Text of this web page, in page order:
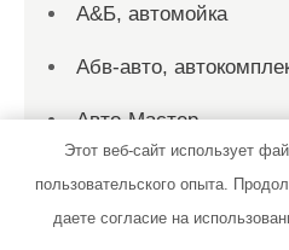
А&Б, автомойка
Абв-авто,
Авто-Мастер
Авто24
Этот веб-сайт использует
пользовательского опыта.
даете согласие на